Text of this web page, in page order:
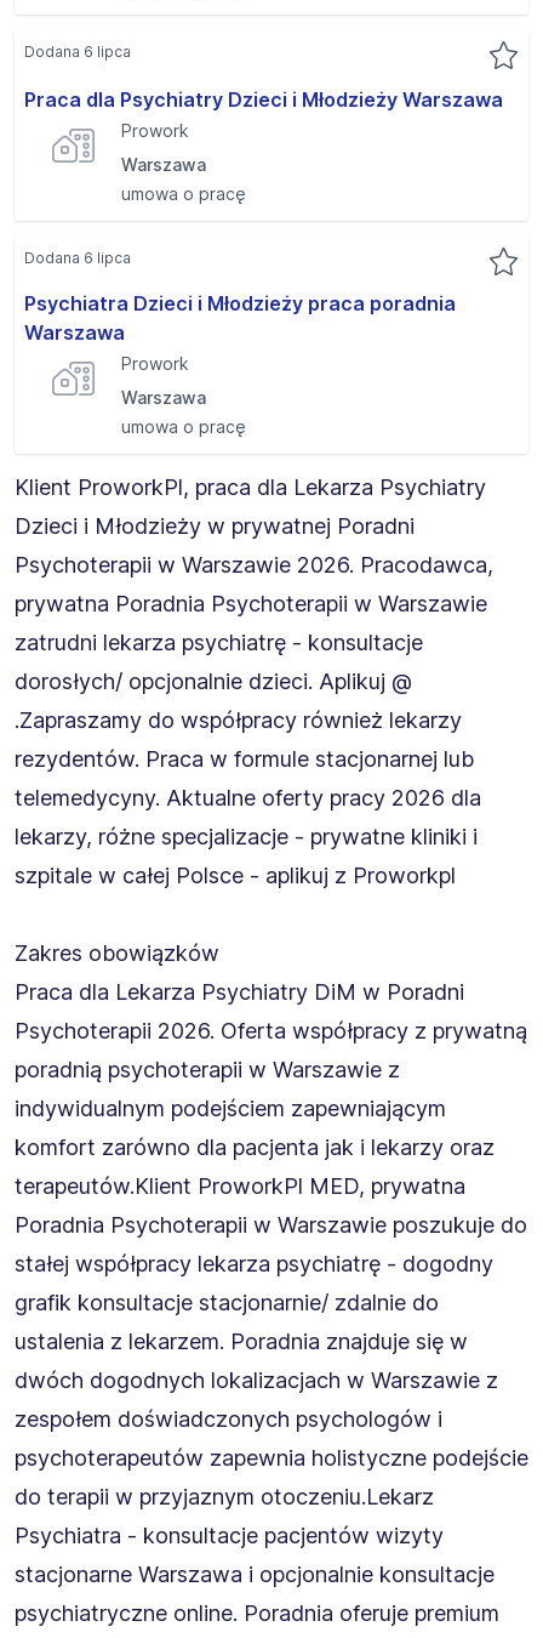
Praca dla Psychiatry Dzieci i Młodzieży Warszawa
Prowork
Warszawa
umowa o pracę
Dodana 6 lipca
Psychiatra Dzieci i Młodzieży praca poradnia
Warszawa
Prowork
Warszawa
umowa o pracę
Dodana 6 lipca
Klient ProworkPl, praca dla Lekarza Psychiatry
Dzieci i Młodzieży w prywatnej Poradni
Psychoterapii w Warszawie 2026. Pracodawca,
prywatna Poradnia Psychoterapii w Warszawie
zatrudni lekarza psychiatrę - konsultacje
dorosłych/ opcjonalnie dzieci. Aplikuj @
.Zapraszamy do współpracy również lekarzy
rezydentów. Praca w formule stacjonarnej lub
telemedycyny. Aktualne oferty pracy 2026 dla
lekarzy, różne specjalizacje - prywatne kliniki i
szpitale w całej Polsce - aplikuj z Proworkpl
Zakres obowiązków
Praca dla Lekarza Psychiatry DiM w Poradni
Psychoterapii 2026. Oferta współpracy z prywatną
poradnią psychoterapii w Warszawie z
indywidualnym podejściem zapewniającym
komfort zarówno dla pacjenta jak i lekarzy oraz
terapeutów.Klient ProworkPl MED, prywatna
Poradnia Psychoterapii w Warszawie poszukuje do
stałej współpracy lekarza psychiatrę - dogodny
grafik konsultacje stacjonarnie/ zdalnie do
ustalenia z lekarzem. Poradnia znajduje się w
dwóch dogodnych lokalizacjach w Warszawie z
zespołem doświadczonych psychologów i
psychoterapeutów zapewnia holistyczne podejście
do terapii w przyjaznym otoczeniu.Lekarz
Psychiatra - konsultacje pacjentów wizyty
stacjonarne Warszawa i opcjonalnie konsultacje
psychiatryczne online. Poradnia oferuje premium